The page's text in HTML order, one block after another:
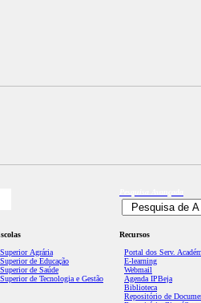
Superior Agrária
Superior de Educação
Superior de Saúde
Superior de Tecnologia e Gestão
Recursos
Portal dos Serv.
E-learning
Webmail
Agenda IPBeja
Biblioteca
Repositório de